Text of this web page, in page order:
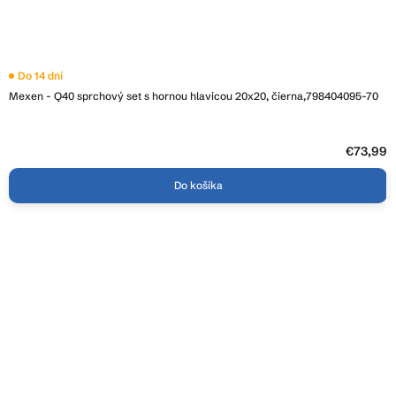
Mexen - Q40 sprchový set s hornou hlavicou 20x20, čierna,798404095-70
Do 14 dní
€73,99
Do košíka